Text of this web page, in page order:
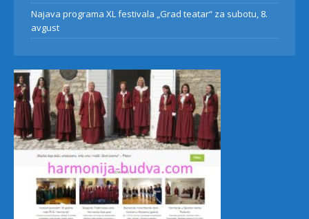
Najava programa XL festivala „Grad teatar“ za subotu, 8.
avgust